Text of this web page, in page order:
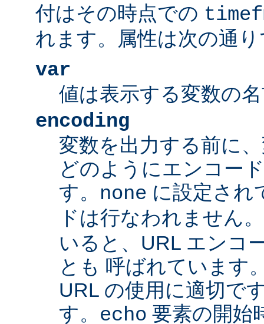
付はその時点での
れます。属性は次の通
var
値は表示する変数の
encoding
変数を出力する前に
どのようにエンコー
す。 none に設定され
ドは行なわれません
いると、URL エンコ
とも 呼ばれています
URL の使用に適切で
す。 echo 要素の開始